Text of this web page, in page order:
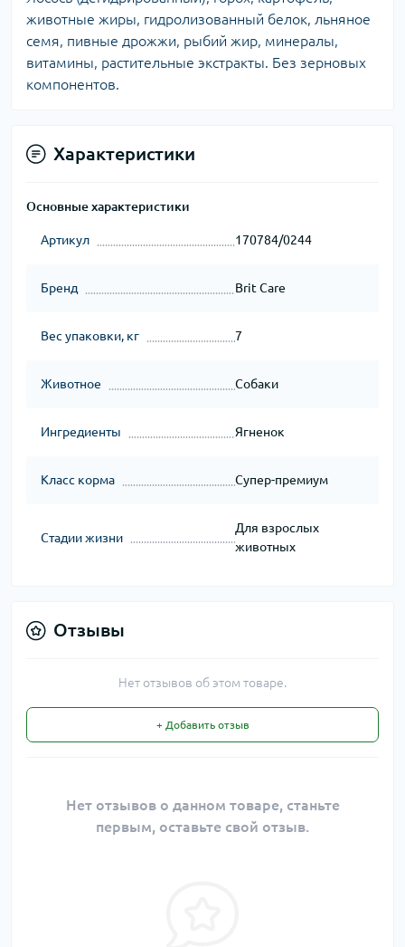
животные жиры, гидролизованный белок, льняное
семя, пивные дрожжи, рыбий жир, минералы,
витамины, растительные экстракты. Без зерновых
компонентов.
Характеристики
Основные характеристики
Артикул 170784/0244
Бренд Brit Care
Вес упаковки, кг 7
Животное Собаки
Ингредиенты Ягненок
Класс корма Супер-премиум
Стадии жизни
Для взрослых
животных
Отзывы
Нет отзывов об этом товаре.
+ Добавить отзыв
Нет отзывов о данном товаре, станьте
первым, оставьте свой отзыв.